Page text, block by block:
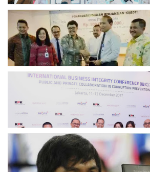
Bank Bjb Fasilitasi Kredit Modal
Kerja Konstruksi PT Adhi Karya
Keren, Bank BJB Kantongi
Puluhan Penghargaan Sepanjang
2017
Dicibir Di Medsos, Manny
Pacquiao Tegaskan Pendirian
Tolak LGBT